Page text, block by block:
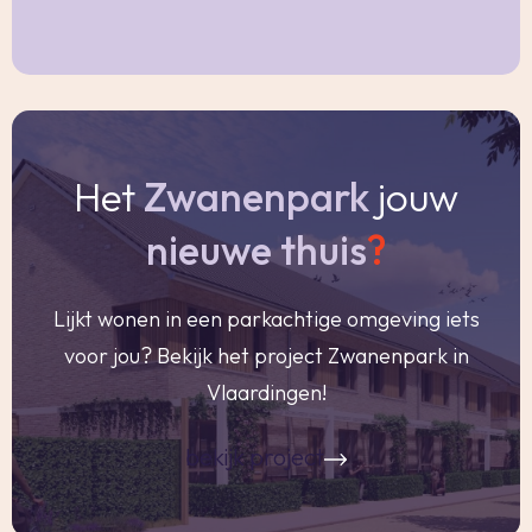
uitstekende locatie, met een uniek uitzicht en
alle voorzieningen binnen handbereik. Een
Bijzonderheden:
-Bouwjaar: 1968;
-Woonoppervlakte: 87m², gemeten volgens
NEN2580, meetcertificaat aanwezig;
-Inhoud: 281m³;
-Erfpacht, recht lopend tot en met 1 juli 2064,
jaarlijkse canon € 59,- ;
-Het appartement beschikt over een
afzonderlijke berging in de onderbouw;
HetZwanenpark jouw
nieuwe thuis?
Lijkt wonen in een parkachtige omgeving iets
voor jou? Bekijk het project Zwanenpark in
Vlaardingen!
bekijk project